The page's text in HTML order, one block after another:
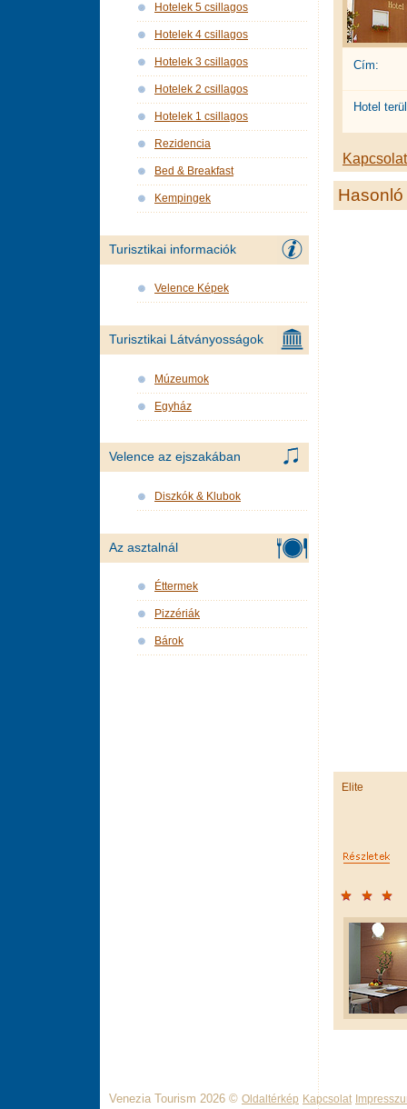
Cím:
Hotel
Elite
Hotelek 5 csillagos
Hotelek 4 csillagos
Hotelek 3 csillagos
Hotelek 2 csillagos
Hotelek 1 csillagos
Rezidencia
Bed & Breakfast
Kempingek
Turisztikai informaciók
Velence Képek
Turisztikai Látványosságok
Múzeumok
Egyház
Velence az ejszakában
Diszkók & Klubok
Az asztalnál
Éttermek
Pizzériák
Bárok
Venezia Tourism 2026 © Oldaltérkép Kapcsolat